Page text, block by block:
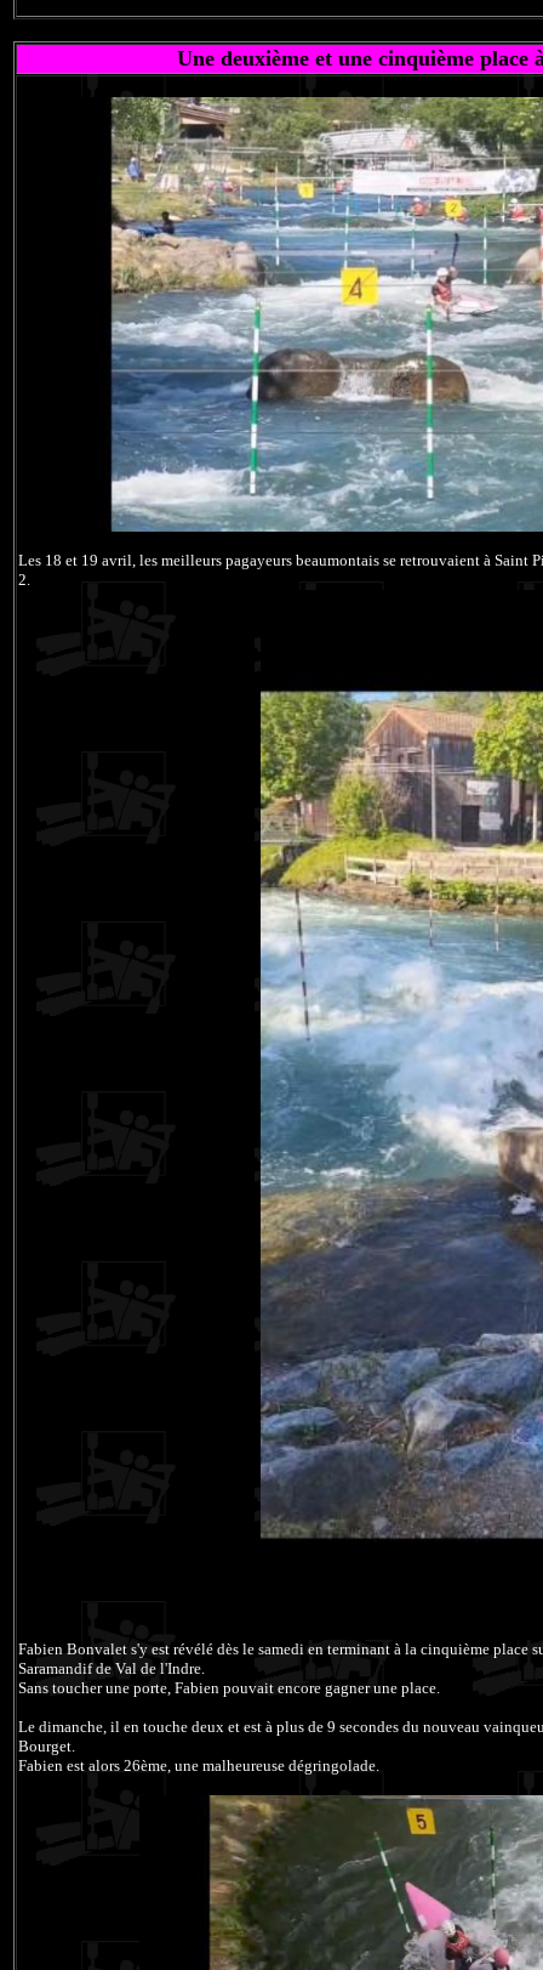
Une deuxième et une cinquième place
Les 18 et 19 avril, les meilleurs pagayeurs beaumontais se retrouvaient à
2.
Fabien Bonvalet s'y est révélé dès le samedi en terminant à la cinquième place
Saramandif de Val de l'Indre.
Sans toucher une porte, Fabien pouvait encore gagner une place.
Le dimanche, il en touche deux et est à plus de 9 secondes du nouveau
Bourget.
Fabien est alors 26ème, une malheureuse dégringolade.